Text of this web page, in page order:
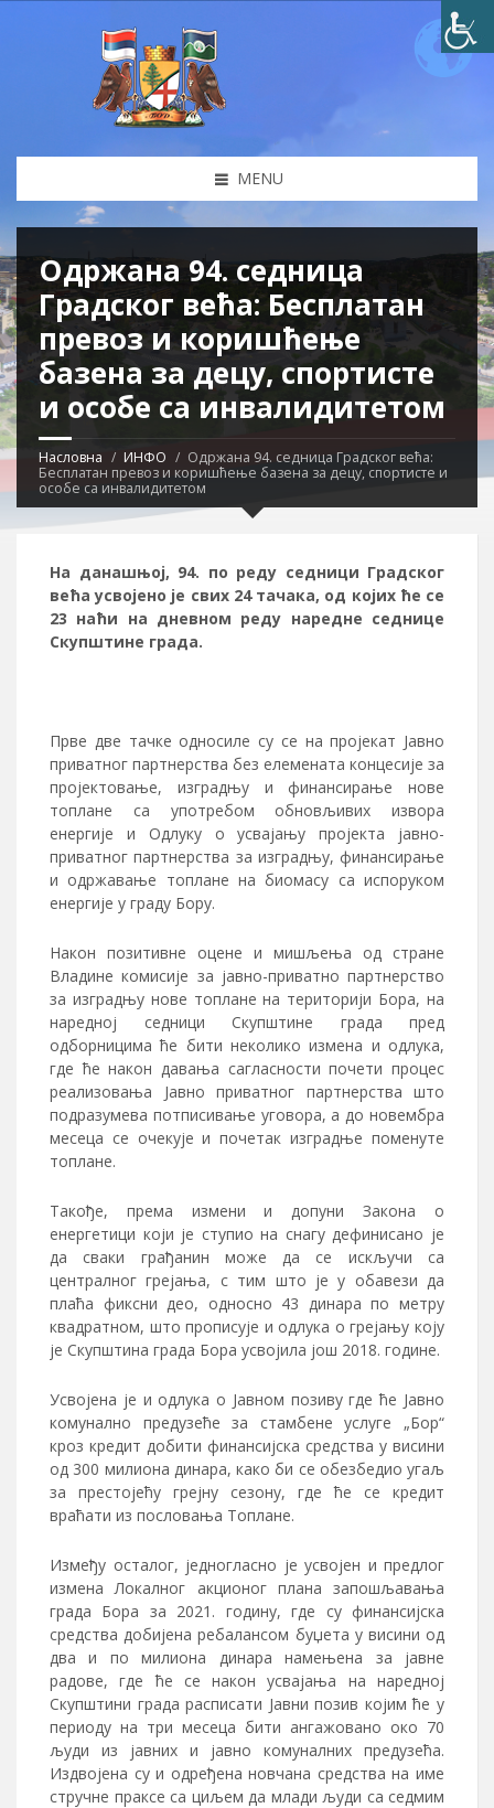
MENU
Одржана 94. седница
Градског већа: Бесплатан
превоз и коришћење
базена за децу, спортисте
и особе са инвалидитетом
Насловна ИНФО
Одржана 94. седница Градског већа:
Бесплатан превоз и коришћење базена за децу, спортисте и
особе са инвалидитетом
На данашњој, 94. по реду седници Градског
већа усвојено је свих 24 тачака, од којих ће се
23 наћи на дневном реду наредне седнице
Скупштине града.
Прве две тачке односиле су се на пројекат Јавно
приватног партнерства без елемената концесије за
пројектовање, изградњу и финансирање нове
топлане са употребом обновљивих извора
енергије и Одлуку о усвајању пројекта јавно-
приватног партнерства за изградњу, финансирање
и одржавање топлане на биомасу са испоруком
енергије у граду Бору.
Након позитивне оцене и мишљења од стране
Владине комисије за јавно-приватно партнерство
за изградњу нове топлане на територији Бора, на
наредној седници Скупштине града пред
одборницима ће бити неколико измена и одлука,
где ће након давања сагласности почети процес
реализовања Јавно приватног партнерства што
подразумева потписивање уговора, а до новембра
месеца се очекује и почетак изградње поменуте
топлане.
Такође, према измени и допуни Закона о
енергетици који је ступио на снагу дефинисано је
да сваки грађанин може да се искључи са
централног грејања, с тим што је у обавези да
плаћа фиксни део, односно 43 динара по метру
квадратном, што прописује и одлука о грејању коју
је Скупштина града Бора усвојила још 2018. године.
Усвојена је и одлука о Јавном позиву где ће Јавно
комунално предузеће за стамбене услуге „Бор“
кроз кредит добити финансијска средства у висини
од 300 милиона динара, како би се обезбедио угаљ
за престојећу грејну сезону, где ће се кредит
враћати из пословања Топлане.
Између осталог, једногласно је усвојен и предлог
измена Локалног акционог плана запошљавања
града Бора за 2021. годину, где су финансијска
средства добијена ребалансом буџета у висини од
два и по милиона динара намењена за јавне
радове, где ће се након усвајања на наредној
Скупштини града расписати Јавни позив којим ће у
периоду на три месеца бити ангажовано око 70
људи из јавних и јавно комуналних предузећа.
Издвојена су и одређена новчана средства на име
стручне праксе са циљем да млади људи са седмим